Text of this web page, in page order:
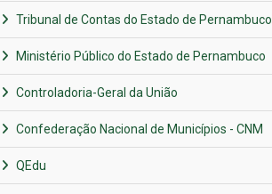
Tribunal de Contas do Estado de Pernambuco
Ministério Público do Estado de Pernambuco
Controladoria-Geral da União
Confederação Nacional de Municípios - CNM
QEdu